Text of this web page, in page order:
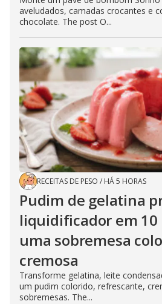
aveludados, camadas crocantes e
chocolate. The post O...
RECEITAS DE PESO / HÁ 5 HORAS
Pudim de gelatina
liquidificador em
uma sobremesa
cremosa
Transforme gelatina, leite
um pudim colorido, refrescante,
sobremesas. The...